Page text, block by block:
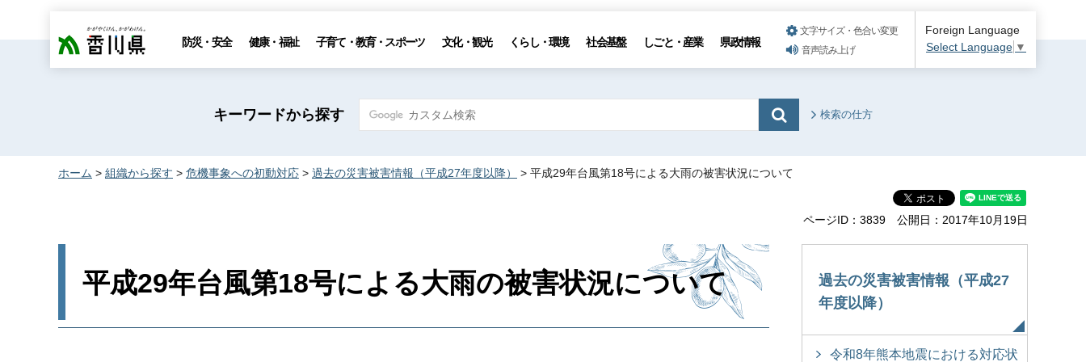
香川県 防災・安全 健康・福祉 子育て・教育・スポーツ 文化・観光 くらし・環境 社会基盤 しごと・産業 県政情報
文字サイズ・色合い変更
音声読み上げ
Foreign Language
Select Language ▼
キーワードから探す 検索の仕方
ホーム > 組織から探す > 危機事象への初動対応 > 過去の災害被害情報（平成27年度以降） > 平成29年台風第18号による大雨の被害状況について
ページID：3839 公開日：2017年10月19日
平成29年台風第18号による大雨の被害状況について
過去の災害被害情報（平成27
年度以降）
令和8年熊本地震における対応状